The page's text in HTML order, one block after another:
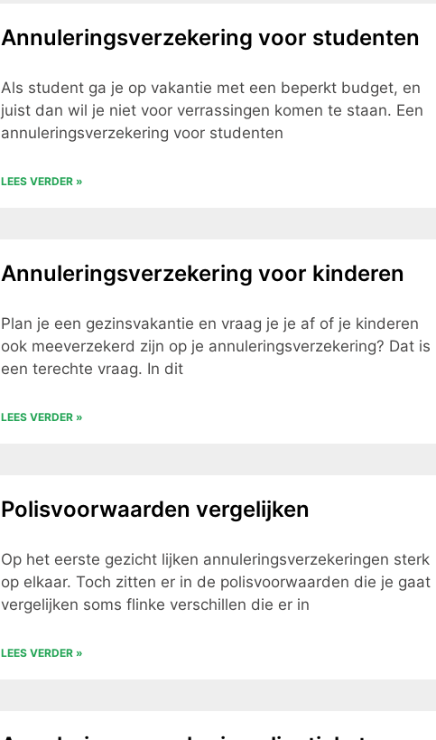
Annuleringsverzekering voor studenten
Als student ga je op vakantie met een beperkt budget, en
juist dan wil je niet voor verrassingen komen te staan. Een
annuleringsverzekering voor studenten
LEES VERDER »
Annuleringsverzekering voor kinderen
Plan je een gezinsvakantie en vraag je je af of je kinderen
ook meeverzekerd zijn op je annuleringsverzekering? Dat is
een terechte vraag. In dit
LEES VERDER »
Polisvoorwaarden vergelijken
Op het eerste gezicht lijken annuleringsverzekeringen sterk
op elkaar. Toch zitten er in de polisvoorwaarden die je gaat
vergelijken soms flinke verschillen die er in
LEES VERDER »